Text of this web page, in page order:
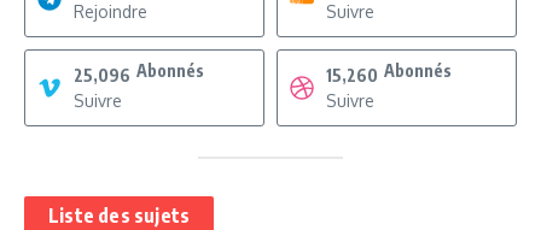
Rejoindre
Suivre
25,096 Abonnés
Suivre
15,260 Abonnés
Suivre
Liste des sujets